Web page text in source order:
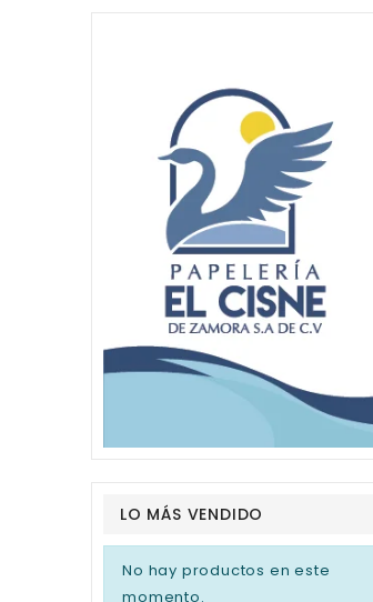
LO MÁS VENDIDO
No hay productos en este
momento.